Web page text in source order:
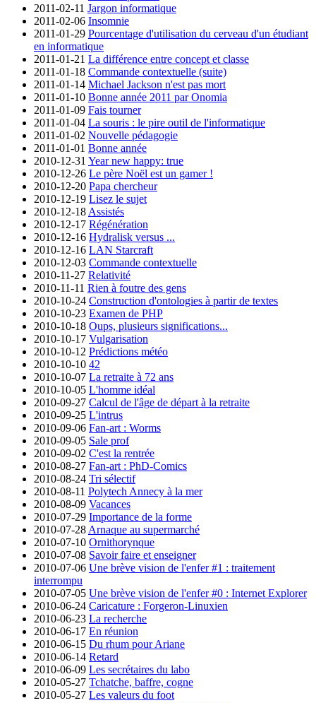
2011-02-11 Jargon informatique
2011-02-06 Insomnie
2011-01-29 Pourcentage d'utilisation du cerveau d'un étudiant
en informatique
2011-01-21 La différence entre concept et classe
2011-01-18 Commande contextuelle (suite)
2011-01-14 Michael Jackson n'est pas mort
2011-01-10 Bonne année 2011 par Onomia
2011-01-09 Fais tourner
2011-01-04 La souris : le pire outil de l'informatique
2011-01-02 Nouvelle pédagogie
2011-01-01 Bonne année
2010-12-31 Year new happy: true
2010-12-26 Le père Noël est un gamer !
2010-12-20 Papa chercheur
2010-12-19 Lisez le sujet
2010-12-18 Assistés
2010-12-17 Régénération
2010-12-16 Hydralisk versus ...
2010-12-16 LAN Starcraft
2010-12-03 Commande contextuelle
2010-11-27 Relativité
2010-11-11 Rien à foutre des gens
2010-10-24 Construction d'ontologies à partir de textes
2010-10-23 Examen de PHP
2010-10-18 Oups, plusieurs significations...
2010-10-17 Vulgarisation
2010-10-12 Prédictions météo
2010-10-10 42
2010-10-07 La retraite à 72 ans
2010-10-05 L'homme idéal
2010-09-27 Calcul de l'âge de départ à la retraite
2010-09-25 L'intrus
2010-09-06 Fan-art : Worms
2010-09-05 Sale prof
2010-09-02 C'est la rentrée
2010-08-27 Fan-art : PhD-Comics
2010-08-24 Tri sélectif
2010-08-11 Polytech Annecy à la mer
2010-08-09 Vacances
2010-07-29 Importance de la forme
2010-07-28 Arnaque au supermarché
2010-07-10 Ornithorynque
2010-07-08 Savoir faire et enseigner
2010-07-06 Une brève vision de l'enfer #1 : traitement
interrompu
2010-07-05 Une brève vision de l'enfer #0 : Internet Explorer
2010-06-24 Caricature : Forgeron-Linuxien
2010-06-23 La recherche
2010-06-17 En réunion
2010-06-15 Du rhum pour Ariane
2010-06-14 Retard
2010-06-09 Les secrétaires du labo
2010-05-27 Tchatche, baffre, cogne
2010-05-27 Les valeurs du foot